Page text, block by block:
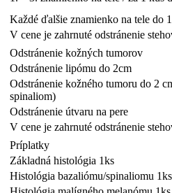
Každé ďalšie znamienko na tele do
V cene je zahrnuté odstránenie
Odstránenie kožných tumorov
Odstránenie lipómu do 2cm
Odstránenie kožného tumoru do 2
spinaliom)
Odstránenie útvaru na pere
V cene je zahrnuté odstránenie
Príplatky
Základná histológia 1ks
Histológia bazaliómu/spinaliomu 1ks